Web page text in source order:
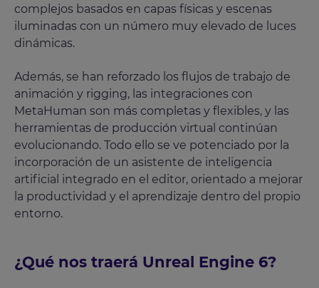
complejos basados en capas físicas y escenas
iluminadas con un número muy elevado de luces
dinámicas.
Además, se han reforzado los flujos de trabajo de
animación y rigging, las integraciones con
MetaHuman son más completas y flexibles, y las
herramientas de producción virtual continúan
evolucionando. Todo ello se ve potenciado por la
incorporación de un asistente de inteligencia
artificial integrado en el editor, orientado a mejorar
la productividad y el aprendizaje dentro del propio
entorno.
¿Qué nos traerá Unreal Engine 6?